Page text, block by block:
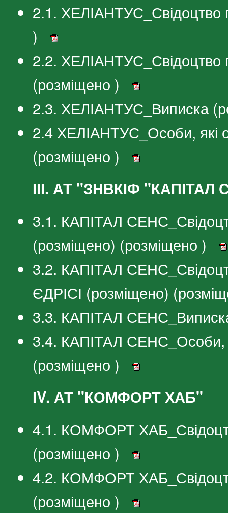
2.1. ХЕЛІАНТУС_Свідоцтво
)
2.2. ХЕЛІАНТУС_Свідоцтво
(розміщено )
2.3. ХЕЛІАНТУС_Виписка
2.4 ХЕЛІАНТУС_Особи, які
(розміщено )
ІІІ. АТ "ЗНВКІФ "КАПІТАЛ
3.1. КАПІТАЛ
(розміщено) (розміщено )
3.2. КАПІТАЛ
ЄДРІСІ (розміщено)
3.3. КАПІТАЛ
3.4. КАПІТАЛ СЕНС_Особи,
(розміщено )
ІV. АТ "КОМФОРТ ХАБ"
4.1. КОМФОРТ
(розміщено )
4.2. КОМФОРТ
(розміщено )